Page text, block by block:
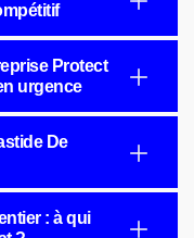
Protect
urgence
De
: à qui